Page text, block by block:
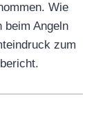
Wie
beim Angeln
zum